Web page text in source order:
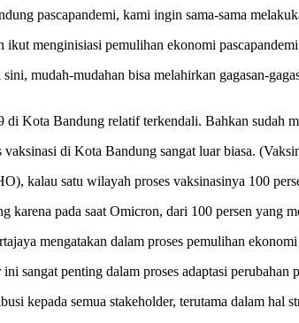
pascapandemi, kami ingin sama-sama
ikut menginisiasi pemulihan ekonomi
mudah-mudahan bisa melahirkan gagasan-
di Kota Bandung relatif terkendali. Bahkan sudah
di Kota Bandung sangat luar biasa.
kalau satu wilayah proses vaksinasinya 100
pada saat Omicron, dari 100 persen yang
mengatakan dalam proses pemulihan
sangat penting dalam proses adaptasi
kepada semua stakeholder, terutama dalam hal